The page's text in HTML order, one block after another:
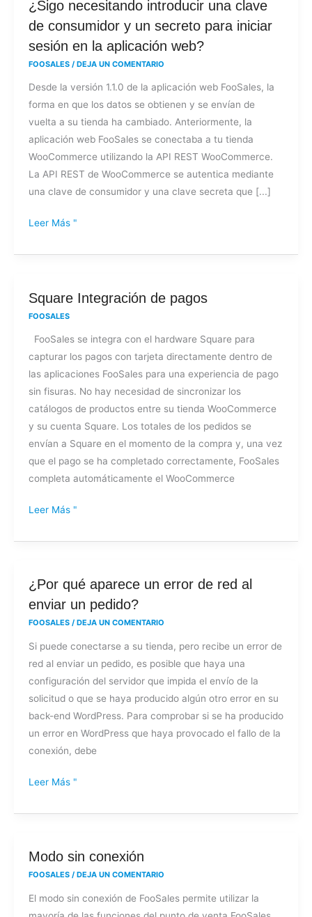
¿Sigo necesitando introducir una clave
de consumidor y un secreto para iniciar
sesión en la aplicación web?
FOOSALES / DEJA UN COMENTARIO
Desde la versión 1.1.0 de la aplicación web FooSales, la
forma en que los datos se obtienen y se envían de
vuelta a su tienda ha cambiado. Anteriormente, la
aplicación web FooSales se conectaba a tu tienda
WooCommerce utilizando la API REST WooCommerce.
La API REST de WooCommerce se autentica mediante
una clave de consumidor y una clave secreta que [...]
¿Sigo
necesitando
introducir
de
consumidor
y
un
secreto
para
iniciar
en
Leer Más "
Square Integración de pagos
FOOSALES
FooSales se integra con el hardware Square para
capturar los pagos con tarjeta directamente dentro de
las aplicaciones FooSales para una experiencia de pago
sin fisuras. No hay necesidad de sincronizar los
catálogos de productos entre su tienda WooCommerce
y su cuenta Square. Los totales de los pedidos se
envían a Square en el momento de la compra y, una vez
que el pago se ha completado correctamente, FooSales
completa automáticamente el WooCommerce
Square
Integración
Leer Más "
¿Por qué aparece un error de red al
enviar un pedido?
FOOSALES / DEJA UN COMENTARIO
Si puede conectarse a su tienda, pero recibe un error de
red al enviar un pedido, es posible que haya una
configuración del servidor que impida el envío de la
solicitud o que se haya producido algún otro error en su
back-end WordPress. Para comprobar si se ha producido
un error en WordPress que haya provocado el fallo de la
conexión, debe
¿Por
qué
aparece
error
de
red
al
enviar
un
pedido?
Leer Más "
Modo sin conexión
FOOSALES / DEJA UN COMENTARIO
El modo sin conexión de FooSales permite utilizar la
Modo
sin